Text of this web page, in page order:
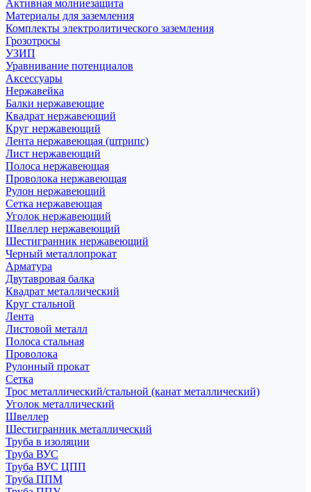
Активная молниезащита
Материалы для заземления
Комплекты электролитического заземления
Грозотросы
УЗИП
Уравнивание потенциалов
Аксессуары
Нержавейка
Балки нержавеющие
Квадрат нержавеющий
Круг нержавеющий
Лента нержавеющая (штрипс)
Лист нержавеющий
Полоса нержавеющая
Проволока нержавеющая
Рулон нержавеющий
Сетка нержавеющая
Уголок нержавеющий
Швеллер нержавеющий
Шестигранник нержавеющий
Черный металлопрокат
Арматура
Двутавровая балка
Квадрат металлический
Круг стальной
Лента
Листовой металл
Полоса стальная
Проволока
Рулонный прокат
Сетка
Трос металлический/стальной (канат металлический)
Уголок металлический
Швеллер
Шестигранник металлический
Труба в изоляции
Труба ВУС
Труба ВУС ЦПП
Труба ППМ